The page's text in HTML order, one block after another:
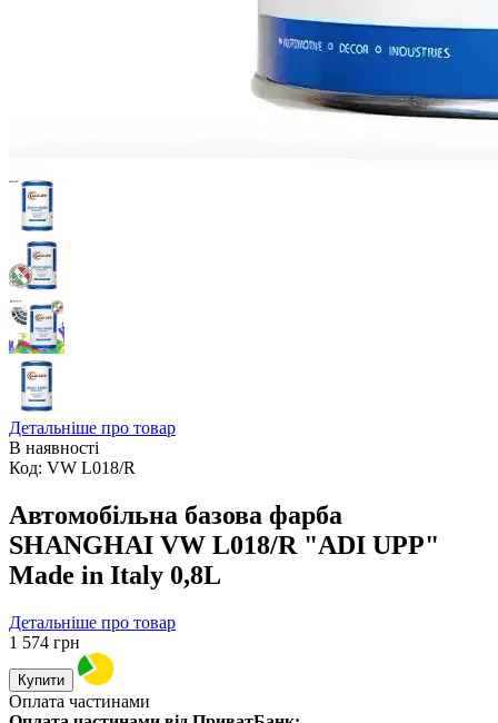
Детальніше про товар
В наявності
Код: VW L018/R
Автомобільна базова фарба
SHANGHAI VW L018/R "ADI UPP"
Made in Italy 0,8L
Детальніше про товар
1 574 грн
Купити
Оплата частинами